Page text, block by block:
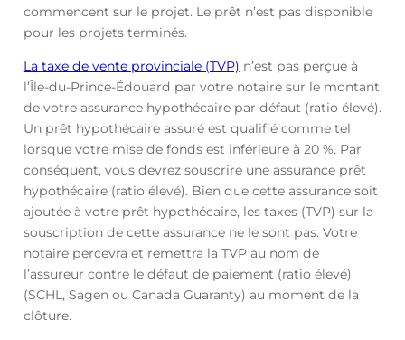
commencent sur le projet. Le prêt n’est pas disponible
pour les projets terminés.
La taxe de vente provinciale (TVP) n’est pas perçue à
l’Île-du-Prince-Édouard par votre notaire sur le montant
de votre assurance hypothécaire par défaut (ratio élevé).
Un prêt hypothécaire assuré est qualifié comme tel
lorsque votre mise de fonds est inférieure à 20 %. Par
conséquent, vous devrez souscrire une assurance prêt
hypothécaire (ratio élevé). Bien que cette assurance soit
ajoutée à votre prêt hypothécaire, les taxes (TVP) sur la
souscription de cette assurance ne le sont pas. Votre
notaire percevra et remettra la TVP au nom de
l’assureur contre le défaut de paiement (ratio élevé)
(SCHL, Sagen ou Canada Guaranty) au moment de la
clôture.